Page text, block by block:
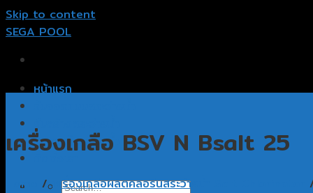
Skip to content
SEGA POOL
หน้าแรก
รับสร้างสระว่ายน้ำ
อุปกรณ์สระว่ายน้ำ
เครื่องเกลือ BSV N Bsalt 25
Home / เครื่องเกลือผลิตคลอรีนสระว่ายน้ำ Salt Chlorinator